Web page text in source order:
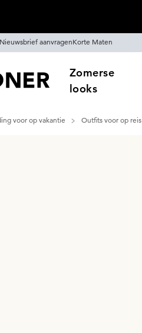
Nieuwsbrief aanvragenKorte Maten
Zomerse
looks
voor op vakantie
Outfits voor op reis